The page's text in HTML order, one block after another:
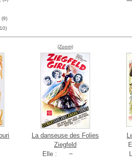
(9)
(Zoom)
La danseuse des Folies
Ziegfeld
Elle :